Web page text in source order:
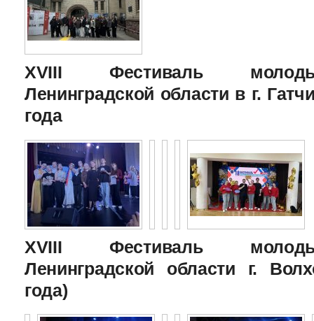
XVIII Фестиваль
Ленинградской области в г.
года
XVIII Фестиваль
Ленинградской области г.
года)